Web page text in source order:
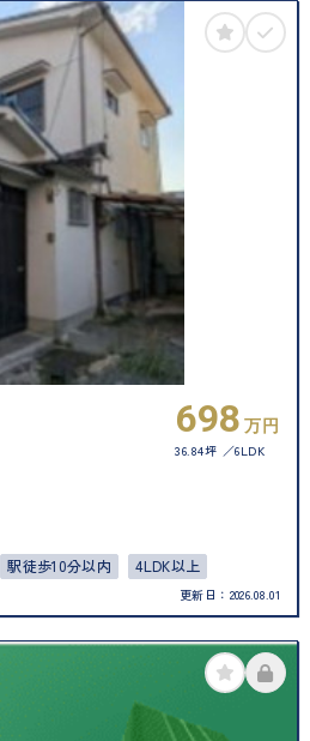
698 万円
36.84坪 6LDK
駅徒歩10分以内 4LDK以上
更新日： 2026.08.01